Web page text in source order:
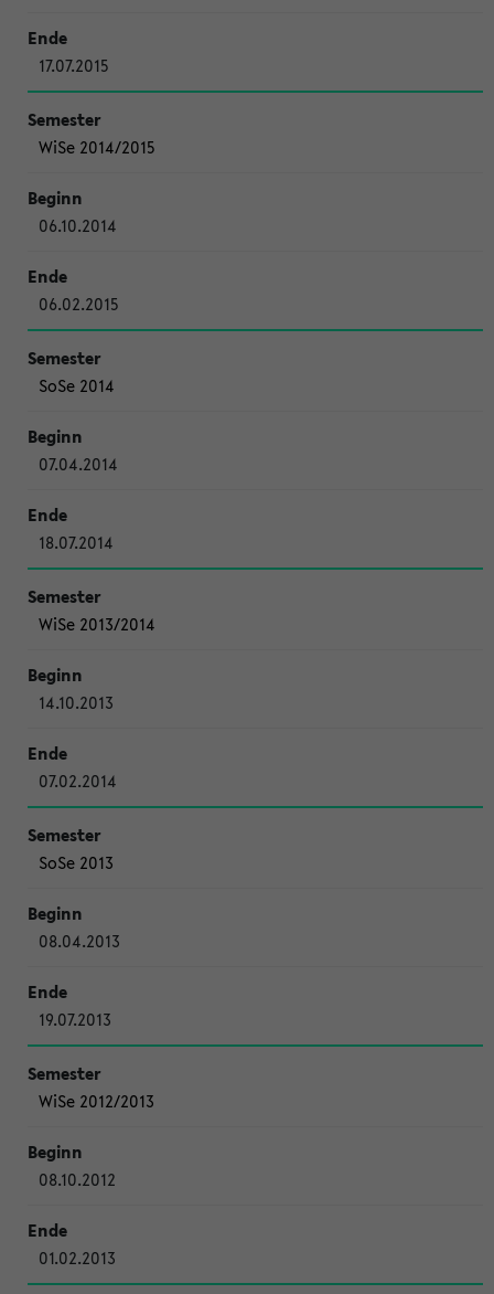
17.07.2015
WiSe 2014/2015
06.10.2014
06.02.2015
SoSe 2014
07.04.2014
18.07.2014
WiSe 2013/2014
14.10.2013
07.02.2014
SoSe 2013
08.04.2013
19.07.2013
WiSe 2012/2013
08.10.2012
01.02.2013